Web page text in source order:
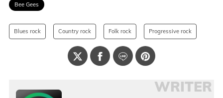
Bee Gees
Blues rock Country rock Folk rock Progressive rock
WRITER